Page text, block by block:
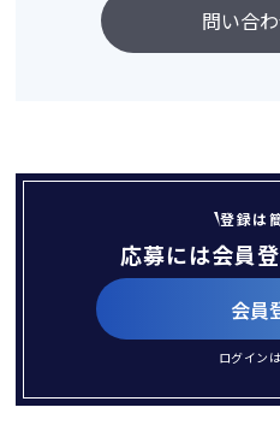
問い合
登録は
応募には会員
会員
ログインは